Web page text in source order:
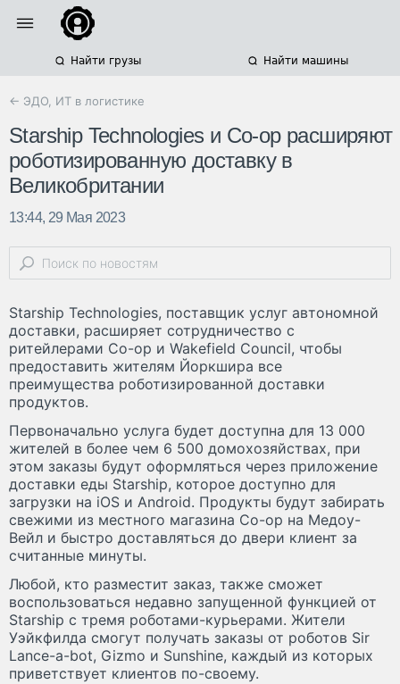
Найти грузы Найти машины
← ЭДО, ИТ в логистике
Starship Technologies и Co-op расширяют
роботизированную доставку в
Великобритании
13:44, 29 Мая 2023
Starship Technologies, поставщик услуг автономной
доставки, расширяет сотрудничество с
ритейлерами Co-op и Wakefield Council, чтобы
предоставить жителям Йоркшира все
преимущества роботизированной доставки
продуктов.
Первоначально услуга будет доступна для 13 000
жителей в более чем 6 500 домохозяйствах, при
этом заказы будут оформляться через приложение
доставки еды Starship, которое доступно для
загрузки на iOS и Android. Продукты будут забирать
свежими из местного магазина Co-op на Медоу-
Вейл и быстро доставляться до двери клиент за
считанные минуты.
Любой, кто разместит заказ, также сможет
воспользоваться недавно запущенной функцией от
Starship с тремя роботами-курьерами. Жители
Уэйкфилда смогут получать заказы от роботов Sir
Lance-a-bot, Gizmo и Sunshine, каждый из которых
приветствует клиентов по-своему.